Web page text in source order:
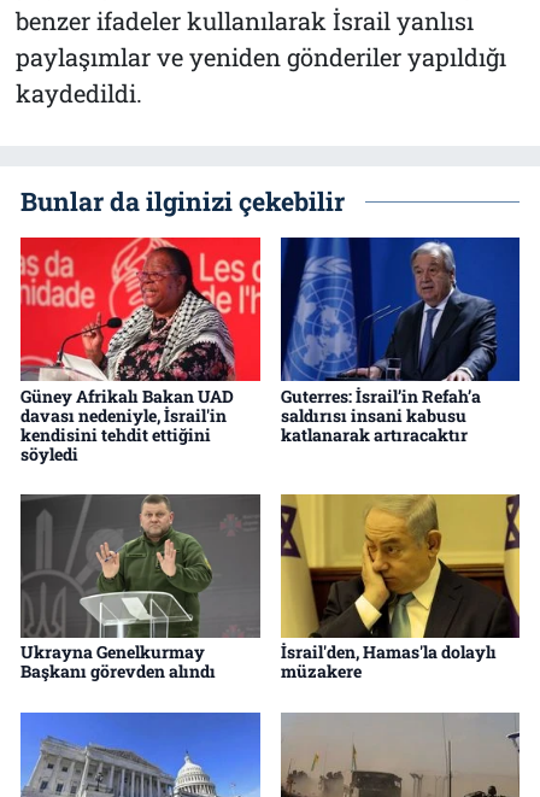
benzer ifadeler kullanılarak İsrail yanlısı
paylaşımlar ve yeniden gönderiler yapıldığı
kaydedildi.
Bunlar da ilginizi çekebilir
Güney Afrikalı Bakan UAD
davası nedeniyle, İsrail'in
kendisini tehdit ettiğini
söyledi
Guterres: İsrail’in Refah’a
saldırısı insani kabusu
katlanarak artıracaktır
Ukrayna Genelkurmay
Başkanı görevden alındı
İsrail'den, Hamas'la dolaylı
müzakere